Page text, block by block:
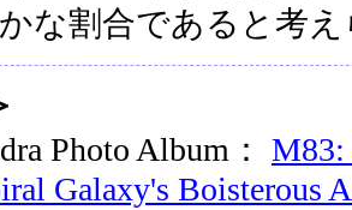
な割合であると考
Photo Album： M83:
Galaxy's Boisterous